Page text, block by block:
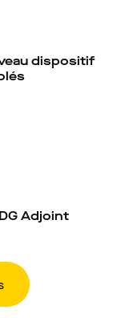
dispositif
Adjoint